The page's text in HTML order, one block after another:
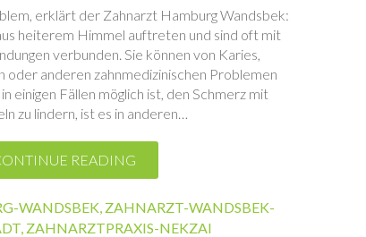
erklärt der Zahnarzt Hamburg Wandsbek:
heiterem Himmel auftreten und sind oft mit
verbunden. Sie können von Karies,
oder anderen zahnmedizinischen Problemen
einigen Fällen möglich ist, den Schmerz mit
zu lindern, ist es in anderen…
READING
WANDSBEK ZAHNARZT-WANDSBEK-
, ZAHNARZTPRAXIS-NEKZAI